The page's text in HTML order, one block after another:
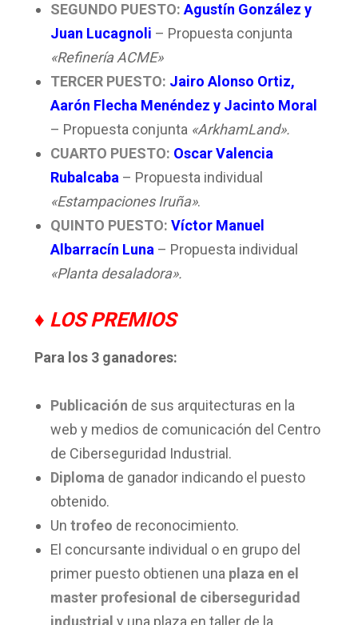
SEGUNDO PUESTO: Agustín González y
Juan Lucagnoli – Propuesta conjunta
«Refinería ACME»
TERCER PUESTO: Jairo Alonso Ortiz,
Aarón Flecha Menéndez y Jacinto Moral
– Propuesta conjunta «ArkhamLand».
CUARTO PUESTO: Oscar Valencia
Rubalcaba – Propuesta individual
«Estampaciones Iruña».
QUINTO PUESTO: Víctor Manuel
Albarracín Luna – Propuesta individual
«Planta desaladora».
♦ LOS PREMIOS
Para los 3 ganadores:
Publicación de sus arquitecturas en la
web y medios de comunicación del Centro
de Ciberseguridad Industrial.
Diploma de ganador indicando el puesto
obtenido.
Un trofeo de reconocimiento.
El concursante individual o en grupo del
primer puesto obtienen una plaza en el
master profesional de ciberseguridad
industrial y una plaza en taller de la